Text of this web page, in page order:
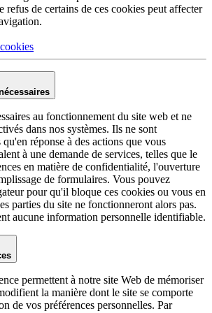
refus de certains de ces cookies peut affecter
au fonctionnement du site web et ne
dans nos systèmes. Ils ne sont
réponse à des actions que vous
à une demande de services, telles que le
en matière de confidentialité, l'ouverture
de formulaires. Vous pouvez
pour qu'il bloque ces cookies ou vous en
parties du site ne fonctionneront alors pas.
aucune information personnelle identifiable.
permettent à notre site Web de mémoriser
la manière dont le site se comporte
de vos préférences personnelles. Par